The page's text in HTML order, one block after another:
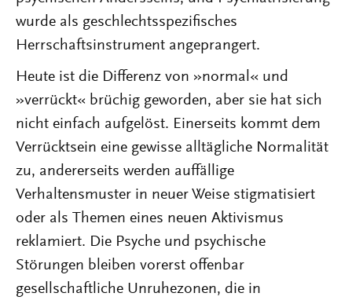
wurde als geschlechtsspezifisches
Herrschaftsinstrument angeprangert.
Heute ist die Differenz von »normal« und
»verrückt« brüchig geworden, aber sie hat sich
nicht einfach aufgelöst. Einerseits kommt dem
Verrücktsein eine gewisse alltägliche Normalität
zu, andererseits werden auffällige
Verhaltensmuster in neuer Weise stigmatisiert
oder als Themen eines neuen Aktivismus
reklamiert. Die Psyche und psychische
Störungen bleiben vorerst offenbar
gesellschaftliche Unruhezonen, die in